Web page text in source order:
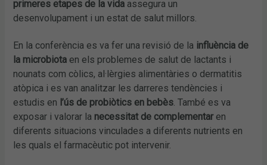
primeres etapes de la vida assegura un
desenvolupament i un estat de salut millors.
En la conferència es va fer una revisió de la influència de
la microbiota en els problemes de salut de lactants i
nounats com còlics, al·lèrgies alimentàries o dermatitis
atòpica i es van analitzar les darreres tendències i
estudis en l’ús de probiòtics en bebès. També es va
exposar i valorar la necessitat de complementaren
diferents situacions vinculades a diferents nutrients en
les quals el farmacèutic pot intervenir.